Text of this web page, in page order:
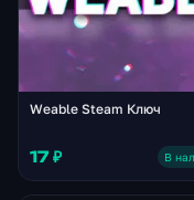
Weable Steam Ключ
17 ₽ В